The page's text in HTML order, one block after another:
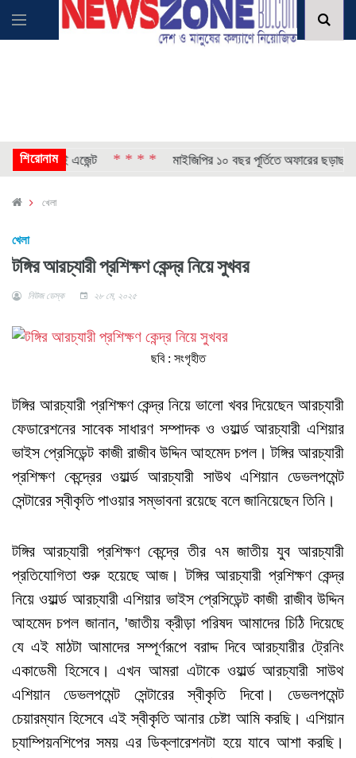
শিরোনাম
এআই এজেন্ট * * * * মাইজিপির ১০ বছর পূর্তিতে অফারের ছড়াছড়ি
খেলা
খেলা
টঙ্গির আরচ্যারী প্রশিক্ষণ কেন্দ্র নিয়ে সুখবর
নিউজ ডেস্ক ২৮ মে, ২০২৫
ছবি : সংগৃহীত
টঙ্গির আরচ্যারী প্রশিক্ষণ কেন্দ্র নিয়ে ভালো খবর দিয়েছেন আরচ্যারী
ফেডারেশনের সাবেক সাধারণ সম্পাদক ও ওয়ার্ল্ড আরচ্যারী এশিয়ার
ভাইস প্রেসিডেন্ট কাজী রাজীব উদ্দিন আহমেদ চপল। টঙ্গির আরচ্যারী
প্রশিক্ষণ কেন্দ্রের ওয়ার্ল্ড আরচ্যারী সাউথ এশিয়ান ডেভলপমেন্ট
সেন্টারের স্বীকৃতি পাওয়ার সম্ভাবনা রয়েছে বলে জানিয়েছেন তিনি।
টঙ্গির আরচ্যারী প্রশিক্ষণ কেন্দ্রে তীর ৭ম জাতীয় যুব আরচ্যারী
প্রতিযোগিতা শুরু হয়েছে আজ। টঙ্গির আরচ্যারী প্রশিক্ষণ কেন্দ্র
নিয়ে ওয়ার্ল্ড আরচ্যারী এশিয়ার ভাইস প্রেসিডেন্ট কাজী রাজীব উদ্দিন
আহমেদ চপল জানান, 'জাতীয় ক্রীড়া পরিষদ আমাদের চিঠি দিয়েছে
যে এই মাঠটা আমাদের সম্পূর্ণরূপে বরাদ্দ দিবে আরচ্যারীর ট্রেনিং
একাডেমী হিসেবে। এখন আমরা এটাকে ওয়ার্ল্ড আরচ্যারী সাউথ
এশিয়ান ডেভলপমেন্ট সেন্টারের স্বীকৃতি দিবো। ডেভলপমেন্ট
চেয়ারম্যান হিসেবে এই স্বীকৃতি আনার চেষ্টা আমি করছি। এশিয়ান
চ্যাম্পিয়নশিপের সময় এর ডিক্লারেশনটা হয়ে যাবে আশা করছি।